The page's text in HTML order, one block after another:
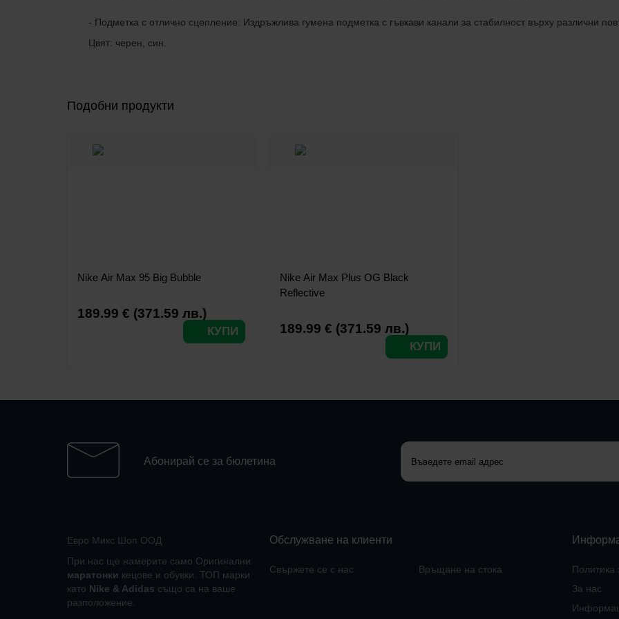
- Подметка с отлично сцепление: Издръжлива гумена подметка с гъвкави канали за стабилност върху различни
Цвят: черен, син.
Подобни продукти
Nike Air Max 95 Big Bubble
189.99 € (371.59 лв.)
КУПИ
Nike Air Max Plus OG Black
Reflective
189.99 € (371.59 лв.)
КУПИ
Абонирай се за бюлетина
Евро Микс Шоп ООД
При нас ще намерите само Оригинални
маратонки кецове и обувки. ТОП марки
като Nike & Adidas също са на ваше
разположение.
Обслужване на клиенти
Свържете се с нас Връщане на стока
Политика
За нас